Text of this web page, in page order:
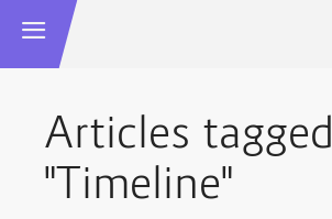
Articles tagged
"Timeline"